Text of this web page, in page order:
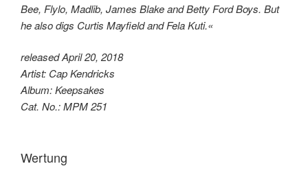
Bee, Flylo, Madlib, James Blake and Betty Ford Boys. But
he also digs Curtis Mayfield and Fela Kuti.«
released April 20, 2018
Artist: Cap Kendricks
Album: Keepsakes
Cat. No.: MPM 251
Wertung